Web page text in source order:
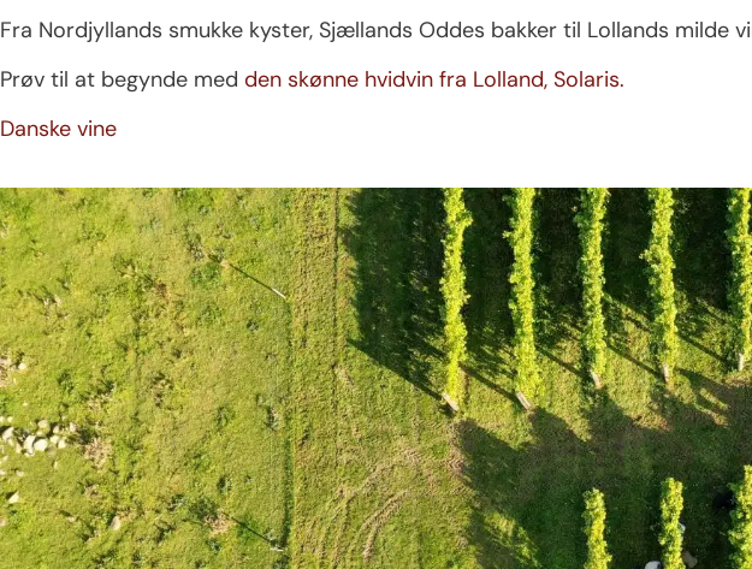
Fra Nordjyllands smukke kyster, Sjællands Oddes bakker til Lollands milde
Prøv til at begynde med den skønne hvidvin fra Lolland, Solaris.
Danske vine